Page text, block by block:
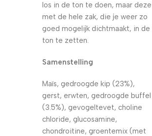
los in de ton te doen, maar deze
met de hele zak, die je weer zo
goed mogelijk dichtmaakt, in de
ton te zetten.
Samenstelling
Maïs, gedroogde kip (23%),
gerst, erwten, gedroogde buffel
(3.5%), gevogeltevet, choline
chloride, glucosamine,
chondroitine, groentemix (met